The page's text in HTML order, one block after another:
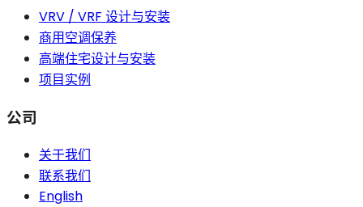
VRV / VRF 设计与安装
商用空调保养
高端住宅设计与安装
项目实例
公司
关于我们
联系我们
English